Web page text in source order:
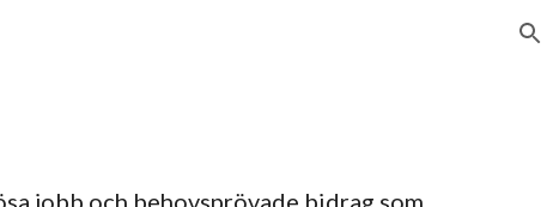
jobb och behovsprövade bidrag som